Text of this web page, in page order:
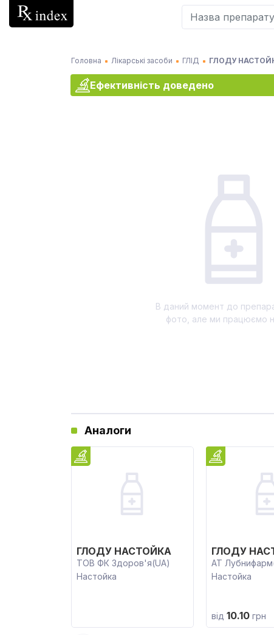
Головна Лікарські засоби ГЛІД ГЛОДУ
Ефективність доведено
В даний момент до
фото, але ми працюємо
Аналоги
ГЛОДУ НАСТОЙКА
ТОВ ФК Здоров'я(UA)
Настойка
ГЛОДУ
АТ
Настойка
від 10.10 грн